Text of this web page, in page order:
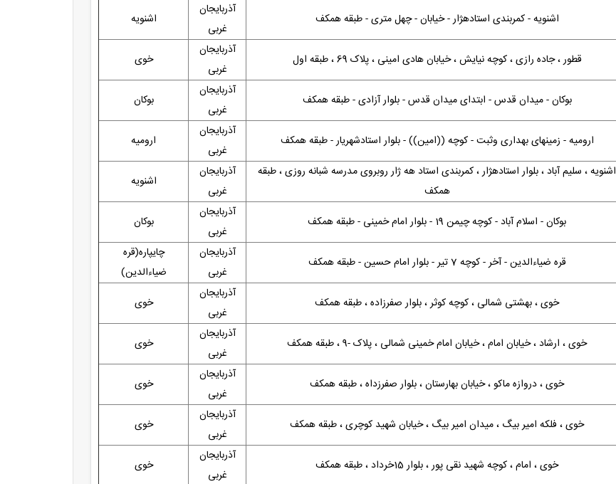
اشنویه - کمربندی استادهژار - خیابان - چهل متری - طبقه همکف
آذربایجان
غربی
اشنویه
قطور ، جاده رازی ، کوچه نیایش ، خیابان هادی امینی ، پلاک 69 ، طبقه اول
آذربایجان
غربی
خوی
بوکان - میدان قدس - ابتدای میدان قدس - بلوار آزادی - طبقه همکف
آذربایجان
غربی
بوکان
ارومیه - زمینهای بهداری وثبت - کوچه ((امین)) - بلوار استادشهریار - طبقه همکف
آذربایجان
غربی
ارومیه
اشنویه ، سلیم آباد ، بلوار استادهژار ، کمربندی استاد هه ژار روبروی مدرسه شبانه روزی ، طبقه
همکف
آذربایجان
غربی
اشنویه
بوکان - اسلام آباد - کوچه چیمن 19 - بلوار امام خمینی - طبقه همکف
آذربایجان
غربی
بوکان
قره ضیاءالدین - آخر - کوچه 7 تیر - بلوار امام حسین - طبقه همکف
آذربایجان
غربی
چایپاره(قره
ضیاءالدین)
خوی ، بهشتی شمالی ، کوچه کوثر ، بلوار صفرزاده ، طبقه همکف
آذربایجان
غربی
خوی
خوی ، ارشاد ، خیابان امام ، خیابان امام خمینی شمالی ، پلاک -9 ، طبقه همکف
آذربایجان
غربی
خوی
خوی ، دروازه ماکو ، خیابان بهارستان ، بلوار صفرزداه ، طبقه همکف
آذربایجان
غربی
خوی
خوی ، فلکه امیر بیگ ، میدان امیر بیگ ، خیابان شهید کوچری ، طبقه همکف
آذربایجان
غربی
خوی
خوی ، امام ، کوچه شهید نقی پور ، بلوار 15خرداد ، طبقه همکف
آذربایجان
غربی
خوی